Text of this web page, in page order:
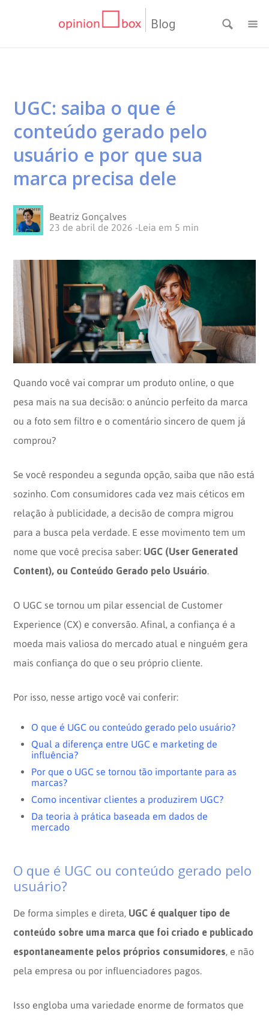
Blog
UGC: saiba o que é
conteúdo gerado pelo
usuário e por que sua
marca precisa dele
Beatriz Gonçalves
23 de abril de 2026 -Leia em 5 min
Quando você vai comprar um produto online, o que
pesa mais na sua decisão: o anúncio perfeito da marca
ou a foto sem filtro e o comentário sincero de quem já
comprou?
Se você respondeu a segunda opção, saiba que não está
sozinho. Com consumidores cada vez mais céticos em
relação à publicidade, a decisão de compra migrou
para a busca pela verdade. E esse movimento tem um
nome que você precisa saber: UGC (User Generated
Content), ou Conteúdo Gerado pelo Usuário
O UGC se tornou um pilar essencial de Customer
Experience (CX) e conversão. Afinal, a confiança é a
moeda mais valiosa do mercado atual e ninguém gera
mais confiança do que o seu próprio cliente.
Por isso, nesse artigo você vai conferir:
O que é UGC ou conteúdo gerado pelo usuário?
Qual a diferença entre UGC e marketing de
influência?
Por que o UGC se tornou tão importante para as
marcas?
Como incentivar clientes a produzirem UGC?
Da teoria à prática baseada em dados de
mercado
O que é UGC ou conteúdo gerado pelo
usuário?
De forma simples e direta, UGC é qualquer tipo de
conteúdo sobre uma marca que foi criado e publicado
espontaneamente pelos próprios consumidores , e não
pela empresa ou por influenciadores pagos.
Isso engloba uma variedade enorme de formatos que
CATEGORIAS
Dicas
Pesquisas
Questionários
Inovação
Customer
Opinion
Box
Recentes
DE
MATERIAIS
WEBINARS
SOBRE
BOX
SOLUÇÕES
Customizadas
Plataforma
de
Pesquisa
Plataforma
de